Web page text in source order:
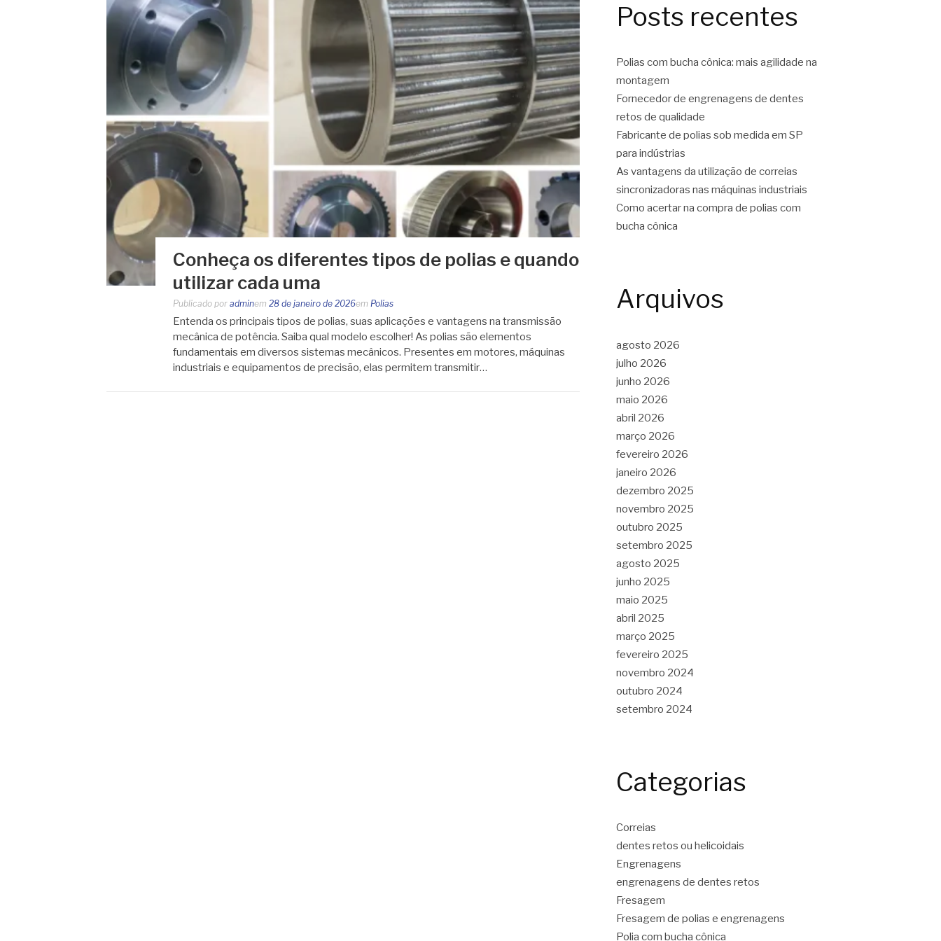
Conheça os diferentes tipos de polias e quando
utilizar cada uma
Publicado por adminem 28 de janeiro de 2026em Polias
Entenda os principais tipos de polias, suas aplicações e vantagens na transmissão
mecânica de potência. Saiba qual modelo escolher! As polias são elementos
fundamentais em diversos sistemas mecânicos. Presentes em motores, máquinas
industriais e equipamentos de precisão, elas permitem transmitir…
Posts recentes
Polias com bucha cônica: mais agilidade na
montagem
Fornecedor de engrenagens de dentes
retos de qualidade
Fabricante de polias sob medida em SP
para indústrias
As vantagens da utilização de correias
sincronizadoras nas máquinas industriais
Como acertar na compra de polias com
bucha cônica
Arquivos
agosto 2026
julho 2026
junho 2026
maio 2026
abril 2026
março 2026
fevereiro 2026
janeiro 2026
dezembro 2025
novembro 2025
outubro 2025
setembro 2025
agosto 2025
junho 2025
maio 2025
abril 2025
março 2025
fevereiro 2025
novembro 2024
outubro 2024
setembro 2024
Categorias
Correias
dentes retos ou helicoidais
Engrenagens
engrenagens de dentes retos
Fresagem
Fresagem de polias e engrenagens
Polia com bucha cônica